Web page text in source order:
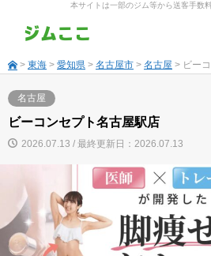
本サイトは一部のジム等から送客手数
> 東海 > 愛知県 > 名古屋市 > 名古屋 > ビー
名古屋
ビーコンセプト名古屋駅店
2026.07.13 / 最終更新日：2026.07.13